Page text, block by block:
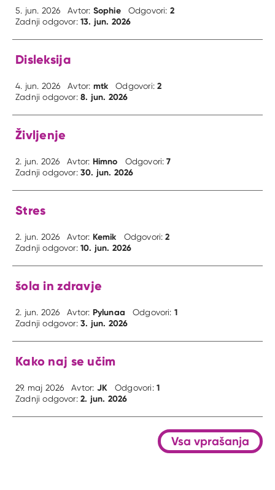
5. jun. 2026 Avtor: Sophie Odgovori: 2
Zadnji odgovor:13. jun. 2026
Disleksija
4. jun. 2026 Avtor: mtk Odgovori:2
Zadnji odgovor:8. jun. 2026
Življenje
2. jun. 2026 Avtor: Himno Odgovori:7
Zadnji odgovor:30. jun. 2026
Stres
2. jun. 2026 Avtor: Kemik Odgovori:2
Zadnji odgovor:10. jun. 2026
šola in zdravje
2. jun. 2026 Avtor: Pylunaa Odgovori: 1
Zadnji odgovor:3. jun. 2026
Kako naj se učim
29. maj 2026 Avtor: JK Odgovori: 1
Zadnji odgovor:2. jun. 2026
Vsa vprašanja